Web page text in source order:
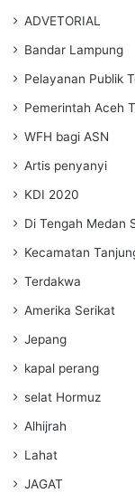
ADVETORIAL
Bandar Lampung
Pelayanan Publik
Pemerintah Aceh
WFH bagi ASN
Artis penyanyi
KDI 2020
Di Tengah Medan
Kecamatan
Terdakwa
Amerika Serikat
Jepang
kapal perang
selat Hormuz
Alhijrah
Lahat
JAGAT